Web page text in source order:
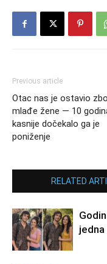
Previous article
Otac nas je ostavio
mlađe žene — 10
kasnije dočekalo ga je
poniženje
RELATED